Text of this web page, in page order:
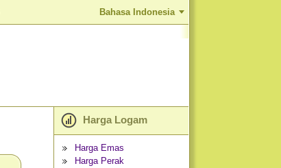
Bahasa Indonesia
Harga Logam
Harga Emas
Harga Perak